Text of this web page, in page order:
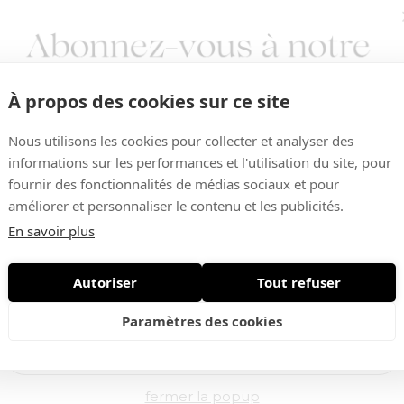
À propos des cookies sur ce site
Nous utilisons les cookies pour collecter et analyser des
informations sur les performances et l'utilisation du site, pour
fournir des fonctionnalités de médias sociaux et pour
améliorer et personnaliser le contenu et les publicités.
En savoir plus
Autoriser Tout refuser
Paramètres des cookies
Vous aimerez aussi ...
Nouveautés • Offres exclusives
fermer la popup